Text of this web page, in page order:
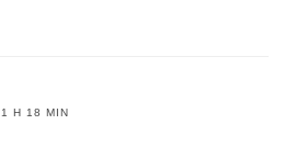
H 18 MIN